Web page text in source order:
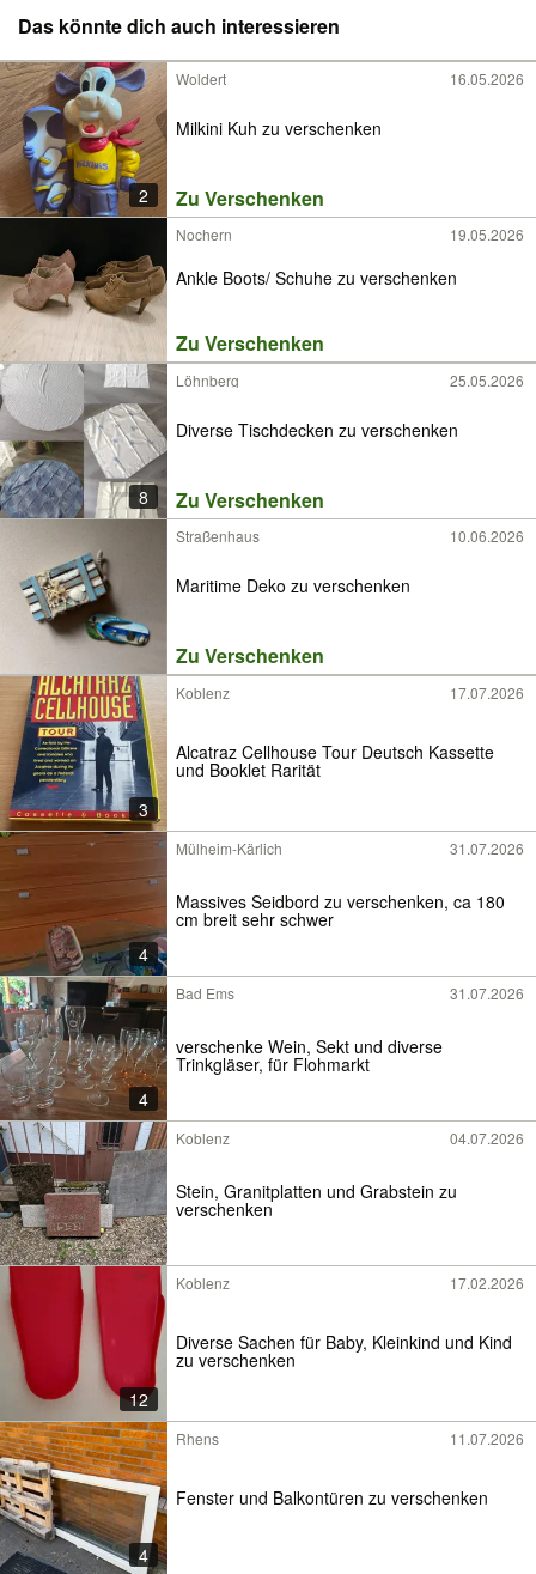
Das könnte dich auch interessieren
2
Woldert 16.05.2026
Milkini Kuh zu verschenken
Zu Verschenken
Nochern 19.05.2026
Ankle Boots/ Schuhe zu verschenken
Zu Verschenken
8
Löhnberg 25.05.2026
Diverse Tischdecken zu verschenken
Zu Verschenken
Straßenhaus 10.06.2026
Maritime Deko zu verschenken
Zu Verschenken
3
Koblenz 17.07.2026
Alcatraz Cellhouse Tour Deutsch Kassette
und Booklet Rarität
4
Mülheim-Kärlich 31.07.2026
Massives Seidbord zu verschenken, ca 180
cm breit sehr schwer
4
Bad Ems 31.07.2026
verschenke Wein, Sekt und diverse
Trinkgläser, für Flohmarkt
Koblenz 04.07.2026
Stein, Granitplatten und Grabstein zu
verschenken
12
Koblenz 17.02.2026
Diverse Sachen für Baby, Kleinkind und Kind
zu verschenken
4
Rhens 11.07.2026
Fenster und Balkontüren zu verschenken